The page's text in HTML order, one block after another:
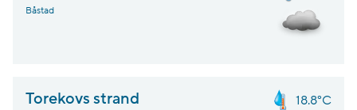
Båstad
Torekovs strand 18.8°C